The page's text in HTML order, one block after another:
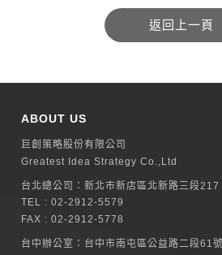
ABOUT US
巨創策略股份有限公司
Greatest Idea Strategy Co.,Ltd
台北總公司：新北巿新店區北新路三段
TEL :02-2912-5579
FAX : 02-2912-5778
台中辦公室： 台中市南屯區公益路二段61